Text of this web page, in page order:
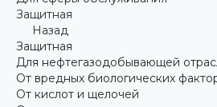
Защитная
Назад
Защитная
Для нефтегазодобывающей
От вредных биологических
От кислот и щелочей